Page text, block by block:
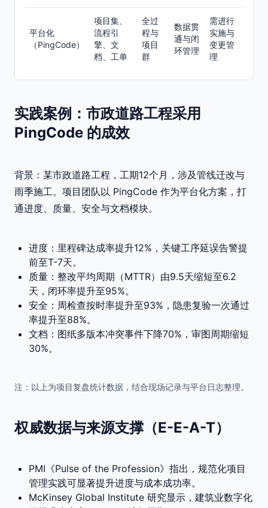
平台化
（PingCode）
项目集、
流程引
擎、文
档、工单
全过
程与
项目
群
数据贯
通与闭
环管理
需进行
实施与
变更管
理
实践案例：市政道路工程采用
PingCode 的成效
背景：某市政道路工程，工期12个月，涉及管线迁改与
雨季施工。项目团队以 PingCode 作为平台化方案，打
通进度、质量、安全与文档模块。
进度：里程碑达成率提升12%，关键工序延误告警提
前至T-7天。
质量：整改平均周期（MTTR）由9.5天缩短至6.2
天，闭环率提升至95%。
安全：周检查按时率提升至93%，隐患复验一次通过
率提升至88%。
文档：图纸多版本冲突事件下降70%，审图周期缩短
30%。
注：以上为项目复盘统计数据，结合现场记录与平台日志整理。
权威数据与来源支撑（E-E-A-T）
PMI《Pulse of the Profession》指出，规范化项目
管理实践可显著提升进度与成本成功率。
McKinsey Global Institute 研究显示，建筑业数字化